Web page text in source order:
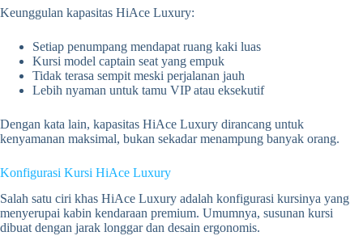
Keunggulan kapasitas HiAce Luxury:
Setiap penumpang mendapat ruang kaki luas
Kursi model captain seat yang empuk
Tidak terasa sempit meski perjalanan jauh
Lebih nyaman untuk tamu VIP atau eksekutif
Dengan kata lain, kapasitas HiAce Luxury dirancang untuk
kenyamanan maksimal, bukan sekadar menampung banyak orang.
Konfigurasi Kursi HiAce Luxury
Salah satu ciri khas HiAce Luxury adalah konfigurasi kursinya yang
menyerupai kabin kendaraan premium. Umumnya, susunan kursi
dibuat dengan jarak longgar dan desain ergonomis.